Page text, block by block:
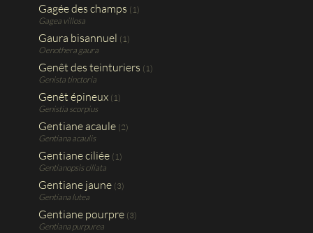
Gagée des champs (1)
Gagea villosa
Gaura bisannuel (1)
Oenothera gaura
Genêt des teinturiers (1)
Genista tinctoria
Genêt épineux (1)
Genistia scorpius
Gentiane acaule (2)
Gentiana acaulis
Gentiane ciliée (1)
Gentianopsis ciliata
Gentiane jaune (3)
Gentiana lutea
Gentiane pourpre (3)
Gentiana purpurea